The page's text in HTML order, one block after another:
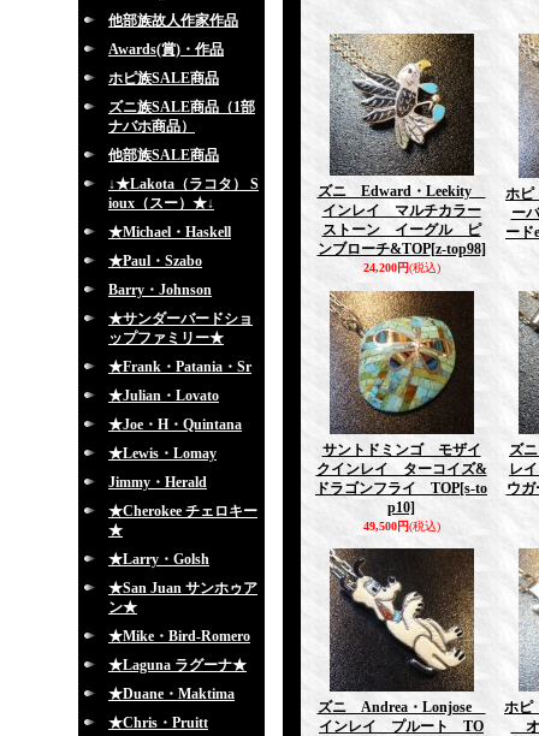
他部族故人作家作品
Awards(賞)・作品
ホピ族SALE商品
ズニ族SALE商品（1部
ナバホ商品）
他部族SALE商品
↓★Lakota（ラコタ） S
ioux（スー）★↓
★Michael・Haskell
★Paul・Szabo
Barry・Johnson
★サンダーバードショ
ップファミリー★
★Frank・Patania・Sr
★Julian・Lovato
★Joe・H・Quintana
★Lewis・Lomay
Jimmy・Herald
★Cherokee チェロキー
★
★Larry・Golsh
★San Juan サンホゥア
ン★
★Mike・Bird-Romero
★Laguna ラグーナ★
★Duane・Maktima
★Chris・Pruitt
ズニ Edward・Leekity
インレイ マルチカラー
ストーン イーグル ピ
ンブローチ&TOP[z-top98]
24,200円(税込)
ホ
ー
ー
サントドミンゴ モザイ
クインレイ ターコイズ&
ドラゴンフライ TOP[s-to
p10]
49,500円(税込)
ズ
レ
ウ
ズニ Andrea・Lonjose
インレイ プルート TO
ホピ
オ